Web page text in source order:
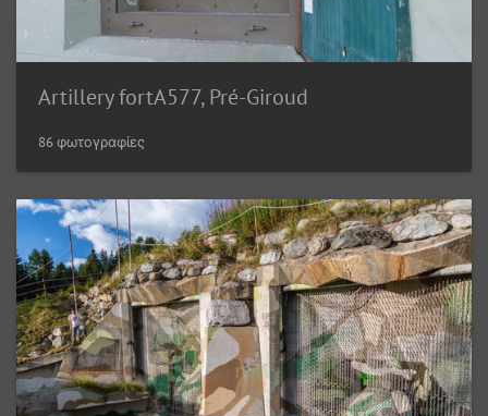
Artillery fortA577, Pré-Giroud
86 φωτογραφίες